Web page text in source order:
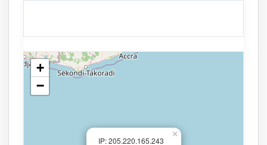
IP: 205.220.165.243
×
+
−